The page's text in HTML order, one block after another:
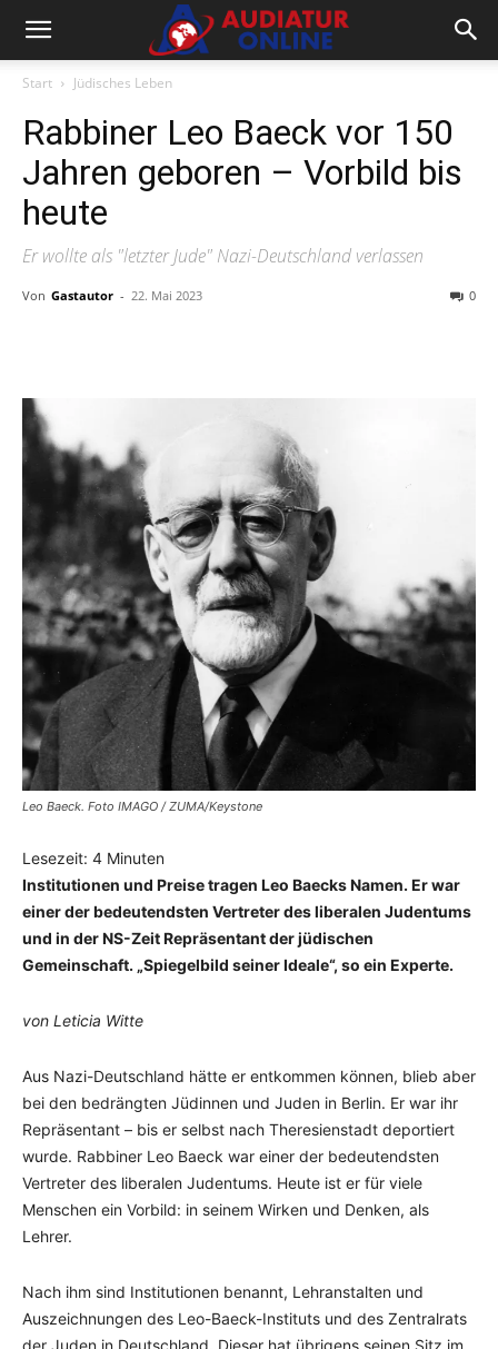
Start Jüdisches Leben
Rabbiner Leo Baeck vor 150
Jahren geboren – Vorbild bis
heute
Er wollte als "letzter Jude" Nazi-Deutschland verlassen
Von Gastautor - 22. Mai 2023 0
Leo Baeck. Foto IMAGO / ZUMA/Keystone
Lesezeit: 4 Minuten
Institutionen und Preise tragen Leo Baecks Namen. Er war
einer der bedeutendsten Vertreter des liberalen Judentums
und in der NS-Zeit Repräsentant der jüdischen
Gemeinschaft. „Spiegelbild seiner Ideale“, so ein Experte.
von Leticia Witte
Aus Nazi-Deutschland hätte er entkommen können, blieb aber
bei den bedrängten Jüdinnen und Juden in Berlin. Er war ihr
Repräsentant – bis er selbst nach Theresienstadt deportiert
wurde. Rabbiner Leo Baeck war einer der bedeutendsten
Vertreter des liberalen Judentums. Heute ist er für viele
Menschen ein Vorbild: in seinem Wirken und Denken, als
Lehrer.
Nach ihm sind Institutionen benannt, Lehranstalten und
Auszeichnungen des Leo-Baeck-Instituts und des Zentralrats